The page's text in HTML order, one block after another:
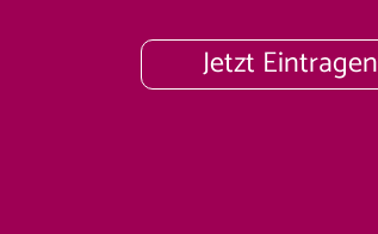
Jetzt Eintragen